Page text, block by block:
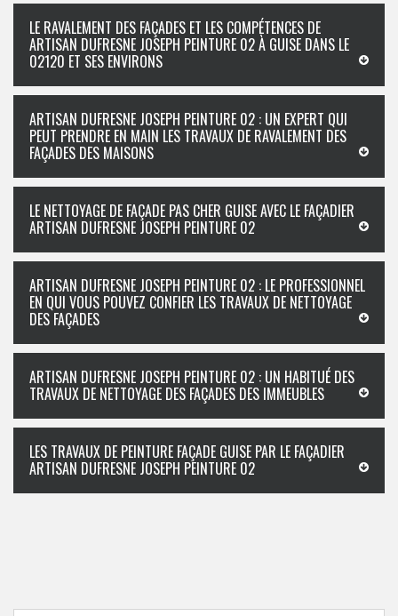
LE RAVALEMENT DES FAÇADES ET LES COMPÉTENCES DE
ARTISAN DUFRESNE JOSEPH PEINTURE 02 À GUISE DANS LE
02120 ET SES ENVIRONS
ARTISAN DUFRESNE JOSEPH PEINTURE 02 : UN EXPERT QUI
PEUT PRENDRE EN MAIN LES TRAVAUX DE RAVALEMENT DES
FAÇADES DES MAISONS
LE NETTOYAGE DE FAÇADE PAS CHER GUISE AVEC LE FAÇADIER
ARTISAN DUFRESNE JOSEPH PEINTURE 02
ARTISAN DUFRESNE JOSEPH PEINTURE 02 : LE PROFESSIONNEL
EN QUI VOUS POUVEZ CONFIER LES TRAVAUX DE NETTOYAGE
DES FAÇADES
ARTISAN DUFRESNE JOSEPH PEINTURE 02 : UN HABITUÉ DES
TRAVAUX DE NETTOYAGE DES FAÇADES DES IMMEUBLES
LES TRAVAUX DE PEINTURE FAÇADE GUISE PAR LE FAÇADIER
ARTISAN DUFRESNE JOSEPH PEINTURE 02